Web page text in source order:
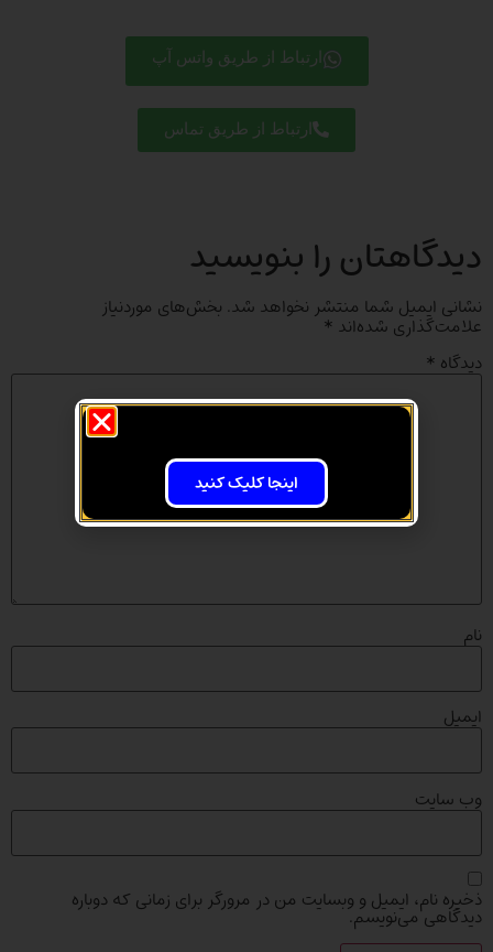
ارتباط از طریق واتس آپ
ارتباط از طریق تماس
دیدگاهتان را بنویسید
نشانی ایمیل شما منتشر نخواهد شد. بخش‌های موردنیاز
علامت‌گذاری شده‌اند *
دیدگاه *
نام
ایمیل
وب‌ سایت
ذخیره نام، ایمیل و وبسایت من در مرورگر برای زمانی که دوباره
دیدگاهی می‌نویسم.
اینجا کلیک کنید